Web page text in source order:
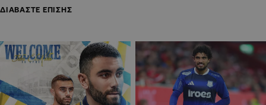
ΔΙΑΒΑΣΤΕ ΕΠΙΣΗΣ